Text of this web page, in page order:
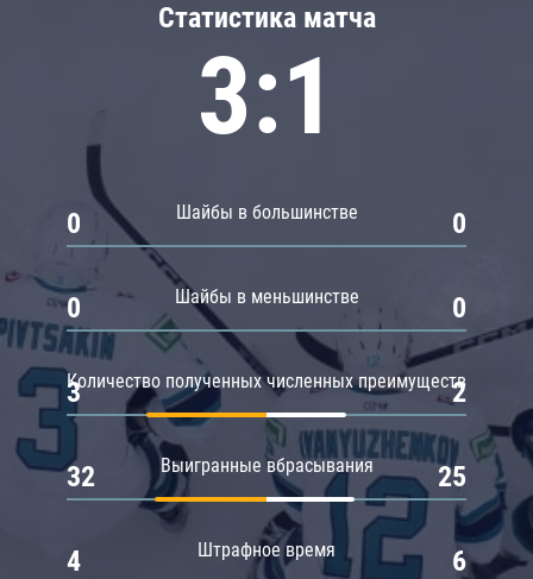
Статистика матча
3:1
Шайбы в большинстве
0 0
Шайбы в меньшинстве
0 0
Количество полученных численных преимуществ
3 2
Выигранные вбрасывания
32 25
Штрафное время
4 6